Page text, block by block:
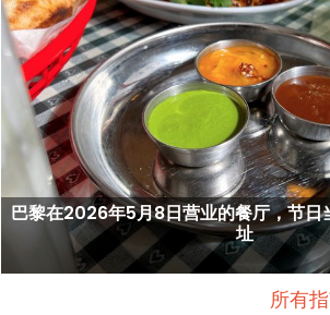
巴黎在2026年5月8日营业的餐厅，节日
址
所有